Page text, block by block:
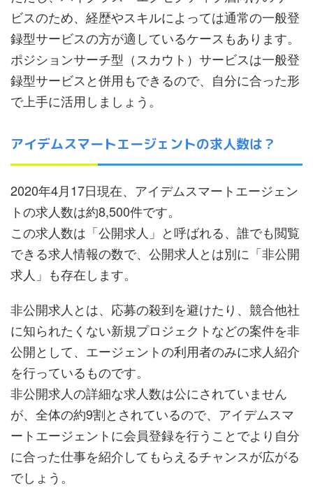
ビスのため、経歴やスキルによっては通常の一般登
録型サービスの方が適しているケースもあります。
ポジションサーチ型（スカウト）サービスは一般登
録型サービスと併用もできるので、自分に合った形
で上手に活用しましょう。
アイデムスマートエージェントの求人数は？
2020年4月17日現在、アイデムスマートエージェン
トの求人数は約8,500件です。
この求人数は「公開求人」と呼ばれる、誰でも閲覧
できる求人情報の数で、公開求人とは別に「非公開
求人」も存在します。
非公開求人とは、応募の殺到を避けたり、競合他社
に知られたくない新規プロジェクトなどの案件を非
公開として、エージェントの利用者のみに求人紹介
を行っているものです。
非公開求人の詳細な求人数は公にされていません
が、全体の約9割とされているので、アイデムスマ
ートエージェントに会員登録を行うことでより自分
に合った仕事を紹介してもらえるチャンスが広がる
でしょう。